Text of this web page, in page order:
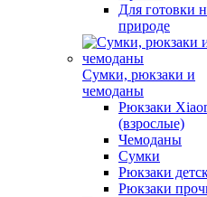
Для готовки
природе
Сумки, рюкзаки и
чемоданы
Рюкзаки
(взрослые)
Чемоданы
Сумки
Рюкзаки
Рюкзаки